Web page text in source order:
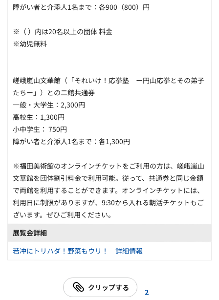
障がい者と介添人1名まで：各900（800）円
※（ ）内は20名以上の団体 料金
※幼児無料
嵯峨嵐山文華館（「それいけ！応挙塾 ー円山応挙とその弟子
たちー」）との二館共通券
一般・大学生：2,300円
高校生：1,300円
小中学生： 750円
障がい者と介添人1名まで：各1,300円
※福田美術館のオンラインチケットをご利用の方は、嵯峨嵐山
文華館を団体割引料金で利用可能。従って、共通券と同じ金額
で両館を利用することができます。オンラインチケットには、
利用日に制限がありますが、9:30から入れる朝活チケットもご
ざいます。ぜひご利用ください。
展覧会詳細
若冲にトリハダ！野菜もウリ！ 詳細情報
クリップする 2